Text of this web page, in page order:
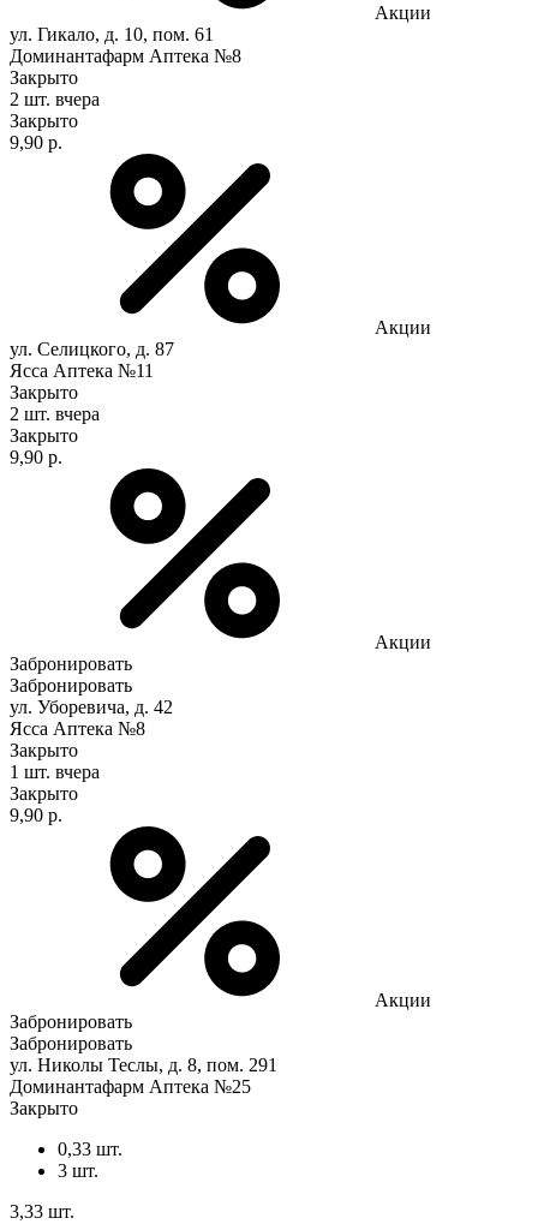
Акции
ул. Гикало, д. 10, пом. 61
Доминантафарм Аптека №8
Закрыто
2 шт. вчера
Закрыто
9,90 р.
Акции
ул. Селицкого, д. 87
Ясса Аптека №11
Закрыто
2 шт. вчера
Закрыто
9,90 р.
Акции
Забронировать
Забронировать
ул. Уборевича, д. 42
Ясса Аптека №8
Закрыто
1 шт. вчера
Закрыто
9,90 р.
Акции
Забронировать
Забронировать
ул. Николы Теслы, д. 8, пом. 291
Доминантафарм Аптека №25
Закрыто
0,33 шт.
3 шт.
3,33 шт.